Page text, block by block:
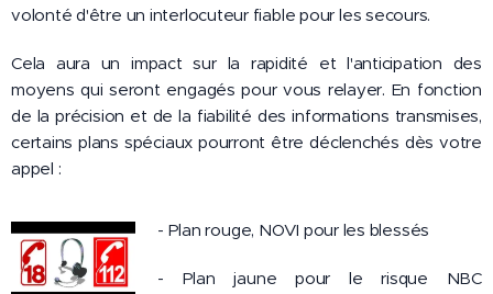
volonté d'être un interlocuteur fiable pour les secours.
Cela aura un impact sur la rapidité et l'anticipation des
moyens qui seront engagés pour vous relayer. En fonction
de la précision et de la fiabilité des informations transmises,
certains plans spéciaux pourront être déclenchés dès votre
appel :
- Plan rouge, NOVI pour les blessés
- Plan jaune pour le risque NBC